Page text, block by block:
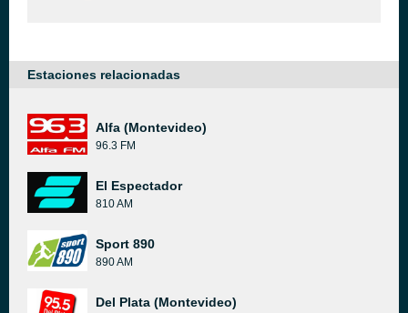
Estaciones relacionadas
Alfa (Montevideo)
96.3 FM
El Espectador
810 AM
Sport 890
890 AM
Del Plata (Montevideo)